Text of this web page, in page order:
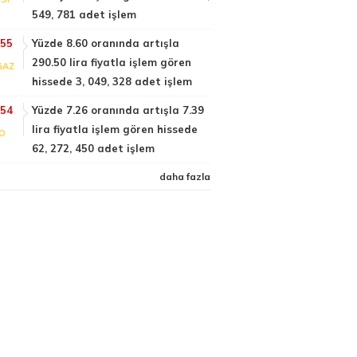
549, 781 adet işlem
Yüzde 8.60 oranında artışla
290.50 lira fiyatla işlem gören
hissede 3, 049, 328 adet işlem
Yüzde 7.26 oranında artışla 7.39
lira fiyatla işlem gören hissede
62, 272, 450 adet işlem
daha fazla